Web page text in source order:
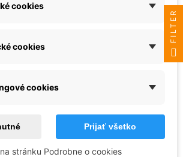
Kit loď 75802 - Bismarck
- ihneď k odoslaniu
cookies
cookies
cookies
Prijať všetko
stránku Podrobne o cookies
FILTER